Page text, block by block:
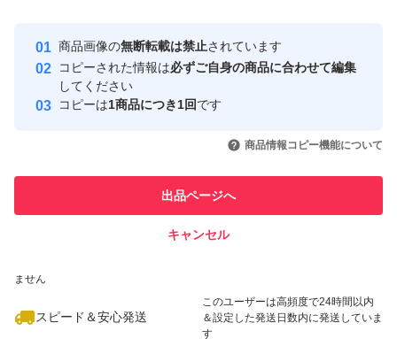
安心取引出品者
心・安全なユーザーです
取引実績
引を完了させた実績があります
での取引実績があります
ません
スピード＆安心発送
このユーザーは高頻度で24時間以内
＆設定した発送日数内に発送していま
す
商品画像の無断転載は禁止されています
コピーされた情報は必ずご自身の商品に合わせて編集
してください
コピーは1商品につき1回です
商品情報コピー機能について
出品ページへ
キャンセル